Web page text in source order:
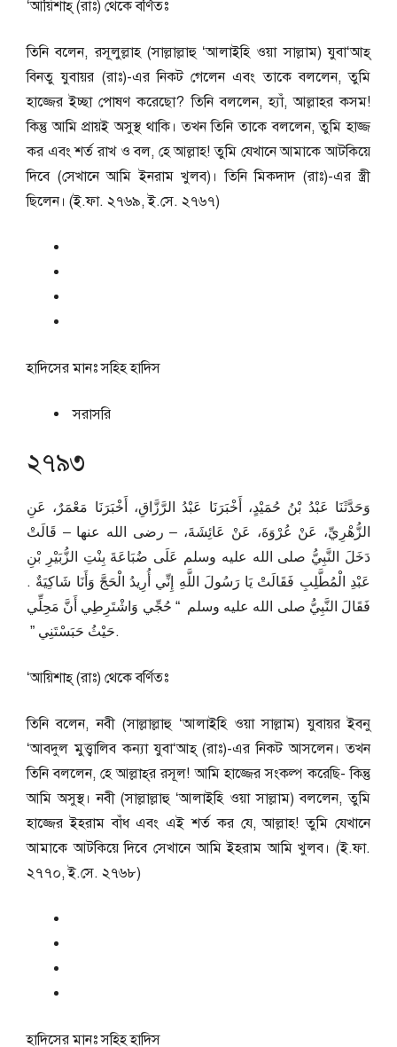
‘আয়িশাহ্ (রাঃ) থেকে বর্ণিতঃ
তিনি বলেন, রসূলুল্লাহ (সাল্লাল্লাহু ‘আলাইহি ওয়া সাল্লাম) যুবা‘আহ্
বিনতু যুবায়র (রাঃ)-এর নিকট গেলেন এবং তাকে বললেন, তুমি
হাজ্জের ইচ্ছা পোষণ করেছো? তিনি বললেন, হ্যাঁ, আল্লাহর কসম!
কিন্তু আমি প্রায়ই অসুস্থ থাকি। তখন তিনি তাকে বললেন, তুমি হাজ্জ
কর এবং শর্ত রাখ ও বল, হে আল্লাহ! তুমি যেখানে আমাকে আটকিয়ে
দিবে (সেখানে আমি ইনরাম খুলব)। তিনি মিকদাদ (রাঃ)-এর স্ত্রী
ছিলেন। (ই.ফা. ২৭৬৯, ই.সে. ২৭৬৭)
হাদিসের মানঃসহিহ হাদিস
সরাসরি
২৭৯৩
وَحَدَّثَنَا عَبْدُ بْنُ حُمَيْدٍ، أَخْبَرَنَا عَبْدُ الرَّزَّاقِ، أَخْبَرَنَا مَعْمَرٌ، عَنِ
الزُّهْرِيِّ، عَنْ عُرْوَةَ، عَنْ عَائِشَةَ، – رضى الله عنها – قَالَتْ
دَخَلَ النَّبِيُّ صلى الله عليه وسلم عَلَى ضُبَاعَةَ بِنْتِ الزُّبَيْرِ بْنِ
عَبْدِ الْمُطَّلِبِ فَقَالَتْ يَا رَسُولَ اللَّهِ إِنِّي أُرِيدُ الْحَجَّ وَأَنَا شَاكِيَةٌ ‏.‏
فَقَالَ النَّبِيُّ صلى الله عليه وسلم ‏ “‏ حُجِّي وَاشْتَرِطِي أَنَّ مَحِلِّي
حَيْثُ حَبَسْتَنِي ‏”‏ ‏.
‘আয়িশাহ্ (রাঃ) থেকে বর্ণিতঃ
তিনি বলেন, নবী (সাল্লাল্লাহু ‘আলাইহি ওয়া সাল্লাম) যুবায়র ইবনু
‘আবদুল মুত্ত্বালিব কন্যা যুবা‘আহ্ (রাঃ)-এর নিকট আসলেন। তখন
তিনি বললেন, হে আল্লাহ্‌র রসূল! আমি হাজ্জের সংকল্প করেছি- কিন্তু
আমি অসুস্থ। নবী (সাল্লাল্লাহু ‘আলাইহি ওয়া সাল্লাম) বললেন, তুমি
হাজ্জের ইহরাম বাঁধ এবং এই শর্ত কর যে, আল্লাহ! তুমি যেখানে
আমাকে আটকিয়ে দিবে সেখানে আমি ইহরাম আমি খুলব। (ই.ফা.
২৭৭০, ই.সে. ২৭৬৮)
হাদিসের মানঃসহিহ হাদিস